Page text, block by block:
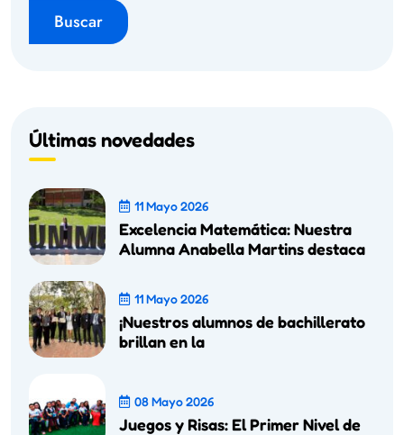
Buscar
Últimas novedades
11 Mayo 2026
Excelencia Matemática: Nuestra
Alumna Anabella Martins destaca
11 Mayo 2026
¡Nuestros alumnos de bachillerato
brillan en la
08 Mayo 2026
Juegos y Risas: El Primer Nivel de